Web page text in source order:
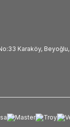
Karaköy, Beyoğlu,